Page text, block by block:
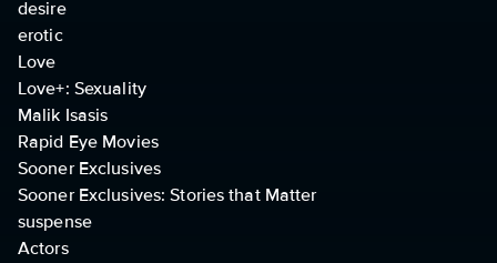
desire
erotic
Love
Love+: Sexuality
Malik Isasis
Rapid Eye Movies
Sooner Exclusives
Sooner Exclusives: Stories that Matter
suspense
Actors